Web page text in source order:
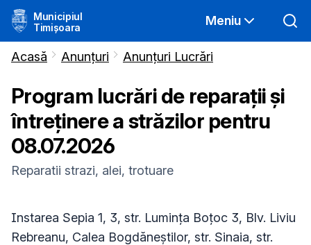
Municipiul
Timișoara
Meniu
Acasă Anunțuri Anunțuri Lucrări
Program lucrări de reparații și
întreținere a străzilor pentru
08.07.2026
Reparatii strazi, alei, trotuare
Instarea Sepia 1, 3, str. Lumința Boțoc 3, Blv. Liviu
Rebreanu, Calea Bogdăneștilor, str. Sinaia, str.